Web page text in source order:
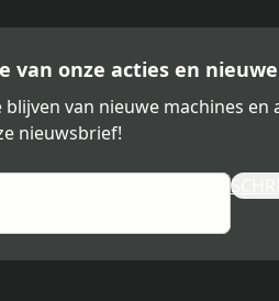
van onze acties en
van nieuwe machines en
nieuwsbrief!